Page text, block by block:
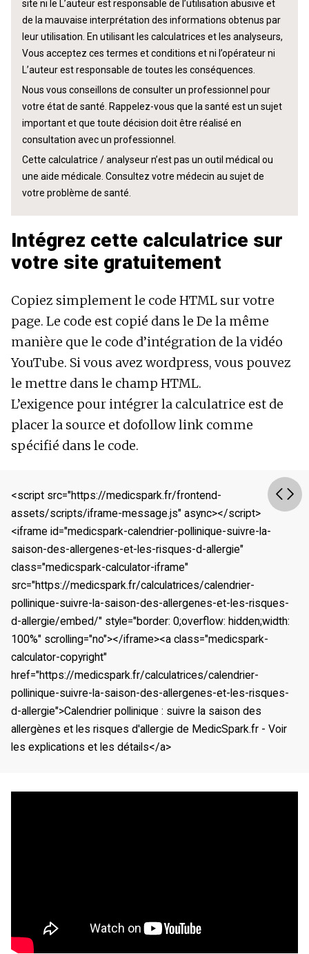
site ni le L’auteur est responsable de l’utilisation abusive et
de la mauvaise interprétation des informations obtenus par
leur utilisation. En utilisant les calculatrices et les analyseurs,
Vous acceptez ces termes et conditions et ni l’opérateur ni
L’auteur est responsable de toutes les conséquences.
Nous vous conseillons de consulter un professionnel pour
votre état de santé. Rappelez-vous que la santé est un sujet
important et que toute décision doit être réalisé en
consultation avec un professionnel.
Cette calculatrice / analyseur n’est pas un outil médical ou
une aide médicale. Consultez votre médecin au sujet de
votre problème de santé.
Intégrez cette calculatrice sur
votre site gratuitement
Copiez simplement le code HTML sur votre
page. Le code est copié dans le De la même
manière que le code d’intégration de la vidéo
YouTube. Si vous avez wordpress, vous pouvez
le mettre dans le champ HTML.
L’exigence pour intégrer la calculatrice est de
placer la source et dofollow link comme
spécifié dans le code.
<script src="https://medicspark.fr/frontend-
assets/scripts/iframe-message.js" async></script>
<iframe id="medicspark-calendrier-pollinique-suivre-la-
saison-des-allergenes-et-les-risques-d-allergie"
class="medicspark-calculator-iframe"
src="https://medicspark.fr/calculatrices/calendrier-
pollinique-suivre-la-saison-des-allergenes-et-les-risques-
d-allergie/embed/" style="border: 0;overflow: hidden;width:
100%" scrolling="no"></iframe><a class="medicspark-
calculator-copyright"
href="https://medicspark.fr/calculatrices/calendrier-
pollinique-suivre-la-saison-des-allergenes-et-les-risques-
d-allergie">Calendrier pollinique : suivre la saison des
allergènes et les risques d'allergie de MedicSpark.fr - Voir
les explications et les détails</a>